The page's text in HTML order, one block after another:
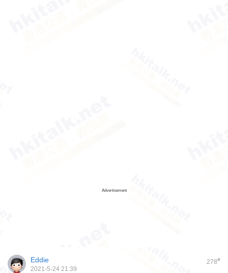
Advertisement
278#
Eddie
2021-5-24 21:39